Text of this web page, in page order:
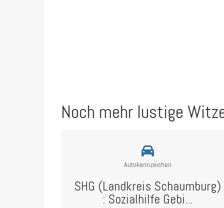
Noch mehr lustige
Autokennzeichen
SHG (Landkreis Schaumburg)
: Sozialhilfe Gebi...